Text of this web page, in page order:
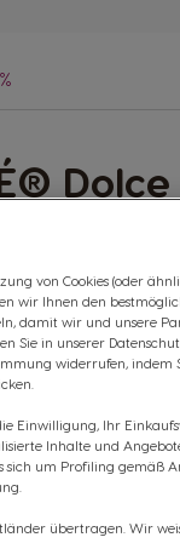
nur hier erwerben:
von Cookies (oder
wir Ihnen den
damit wir und unsere
Sie in unserer
widerrufen, indem
Einwilligung, Ihr
Inhalte und
sich um Profiling gemäß
übertragen. Wir